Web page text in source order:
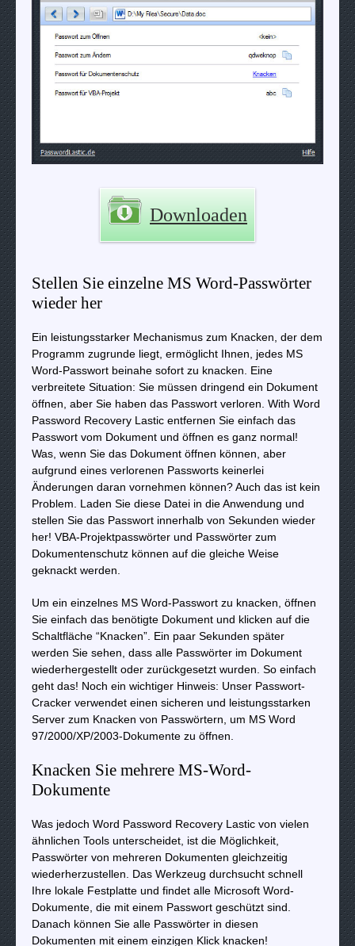
Downloaden
Stellen Sie einzelne MS Word-Passwörter
wieder her
Ein leistungsstarker Mechanismus zum Knacken, der dem
Programm zugrunde liegt, ermöglicht Ihnen, jedes MS
Word-Passwort beinahe sofort zu knacken. Eine
verbreitete Situation: Sie müssen dringend ein Dokument
öffnen, aber Sie haben das Passwort verloren. With Word
Password Recovery Lastic entfernen Sie einfach das
Passwort vom Dokument und öffnen es ganz normal!
Was, wenn Sie das Dokument öffnen können, aber
aufgrund eines verlorenen Passworts keinerlei
Änderungen daran vornehmen können? Auch das ist kein
Problem. Laden Sie diese Datei in die Anwendung und
stellen Sie das Passwort innerhalb von Sekunden wieder
her! VBA-Projektpasswörter und Passwörter zum
Dokumentenschutz können auf die gleiche Weise
geknackt werden.
Um ein einzelnes MS Word-Passwort zu knacken, öffnen
Sie einfach das benötigte Dokument und klicken auf die
Schaltfläche “Knacken”. Ein paar Sekunden später
werden Sie sehen, dass alle Passwörter im Dokument
wiederhergestellt oder zurückgesetzt wurden. So einfach
geht das! Noch ein wichtiger Hinweis: Unser Passwort-
Cracker verwendet einen sicheren und leistungsstarken
Server zum Knacken von Passwörtern, um MS Word
97/2000/XP/2003-Dokumente zu öffnen.
Knacken Sie mehrere MS-Word-
Dokumente
Was jedoch Word Password Recovery Lastic von vielen
ähnlichen Tools unterscheidet, ist die Möglichkeit,
Passwörter von mehreren Dokumenten gleichzeitig
wiederherzustellen. Das Werkzeug durchsucht schnell
Ihre lokale Festplatte und findet alle Microsoft Word-
Dokumente, die mit einem Passwort geschützt sind.
Danach können Sie alle Passwörter in diesen
Dokumenten mit einem einzigen Klick knacken!